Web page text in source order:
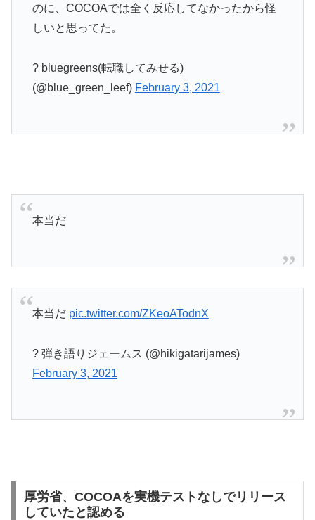
のに、COCOAでは全く反応してなかったから怪
しいと思ってた。
? bluegreens(転職してみせる)
(@blue_green_leef) February 3, 2021
本当だ
本当だ pic.twitter.com/ZKeoATodnX
? 弾き語りジェームス (@hikigatarijames)
February 3, 2021
厚労省、COCOAを実機テストなしでリリース
していたと認める